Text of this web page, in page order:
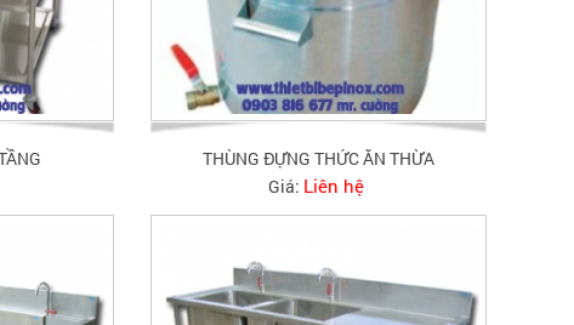
THÙNG ĐỰNG THỨC ĂN THỪA
Giá: Liên hệ